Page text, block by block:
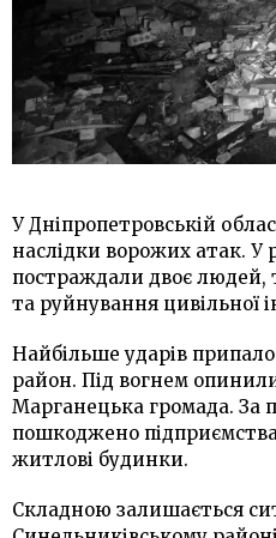
У Дніпропетровській
наслідки ворожих атак. У
постраждали двоє
та руйнування цивільної
Найбільше ударів
район. Під вогнем
Марганецька громада. За
пошкоджено підприємства
житлові будинки.
Складною залишається